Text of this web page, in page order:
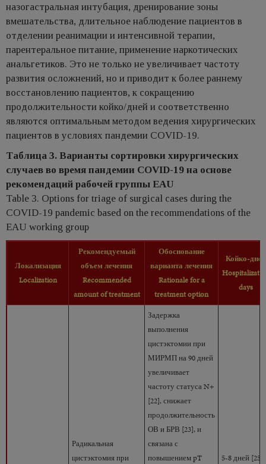
назогастральная интубация, дренирование зоны
вмешательства, длительное наблюдение пациентов в
отделении реанимации и интенсивной терапии,
парентеральное питание, применение наркотических
анальгетиков. Это не только не увеличивает частоту
развития осложнений, но и приводит к более раннему
восстановлению пациентов, к сокращению
продолжительности койко/дней и соответственно
являются оптимальным методом ведения хирургических
пациентов в условиях пандемии COVID-19.
Таблица 3. Варианты сортировки хирургических
случаев во время пандемии COVID-19 на основе
рекомендаций рабочей группы EAU
Table 3. Options for triage of surgical cases during the
COVID-19 pandemic based on the recommendations of the
EAU working group
Локализация
Localization
Рекомендуемый
объем лечения
Recommended
amount of treatment
Обоснование
варианта лечения
Rationale for a
treatment option
Койко-дней
days
Радикальная
цистэктомия при
Задержка
выполнения
цистэктомии при
МИРМП на 90 дней
увеличивает
частоту статуса N+
[22], снижает
продолжительность
ОВ и БРВ [23], и
связана с
повышением pT
5-8 дней [25]